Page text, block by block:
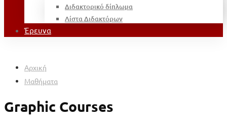
Διδακτορικό δίπλωμα
Λίστα Διδακτόρων
Έρευνα
Αρχική
Μαθήματα
Graphic Courses